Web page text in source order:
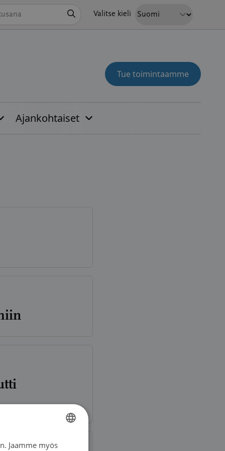
Valitse kieli
Tue toimintaamme
Ajankohtaiset
FINNISH
Jaamme myös